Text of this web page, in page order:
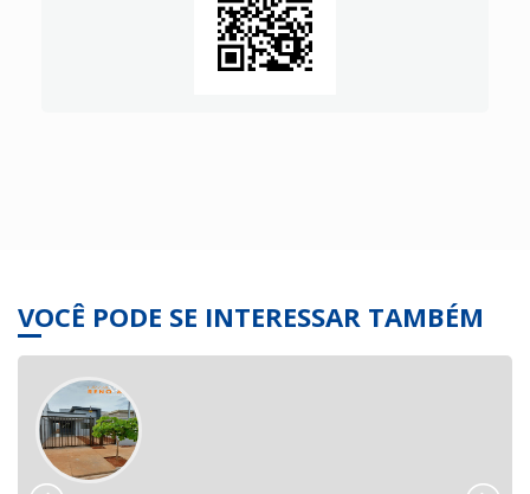
VOCÊ PODE SE INTERESSAR TAMBÉM